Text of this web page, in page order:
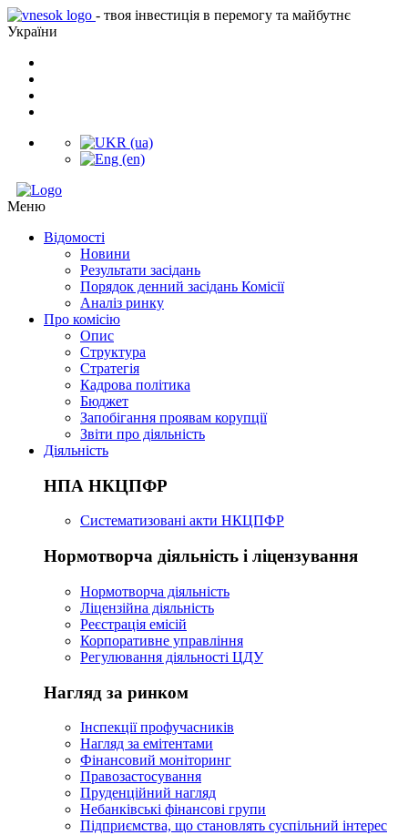
- твоя інвестиція в перемогу та майбутнє
України
Меню
Відомості
Новини
Результати засідань
Порядок денний засідань Комісії
Аналіз ринку
Про комісію
Опис
Структура
Стратегія
Кадрова політика
Бюджет
Запобігання проявам корупції
Звіти про діяльність
Діяльність
НПА НКЦПФР
Систематизовані акти НКЦПФР
Нормотворча діяльність і ліцензування
Нормотворча діяльність
Ліцензійна діяльність
Реєстрація емісій
Корпоративне управління
Регулювання діяльності ЦДУ
Нагляд за ринком
Інспекції профучасників
Нагляд за емітентами
Фінансовий моніторинг
Правозастосування
Пруденційний нагляд
Небанківські фінансові групи
Підприємства, що становлять суспільний інтерес